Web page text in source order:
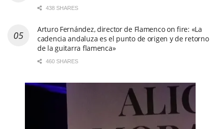
438 SHARES
Arturo Fernández, director de Flamenco on fire: «La
cadencia andaluza es el punto de origen y de retorno
de la guitarra flamenca»
460 SHARES